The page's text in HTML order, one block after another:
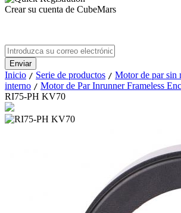
Crear su cuenta de CubeMars
Inicio / Serie de productos / Motor de par sin
interno / Motor de Par Inrunner Frameless
RI75-PH KV70